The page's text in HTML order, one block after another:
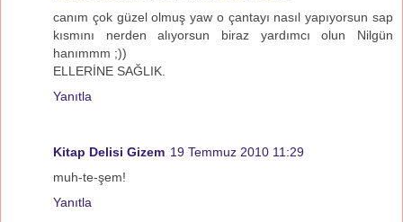
canım çok güzel olmuş yaw o çantayı nasıl yapıyorsun sap
kısmını nerden alıyorsun biraz yardımcı olun Nilgün
hanımmm ;))
ELLERİNE SAĞLIK.
Yanıtla
Kitap Delisi Gizem 19 Temmuz 2010 11:29
muh-te-şem!
Yanıtla